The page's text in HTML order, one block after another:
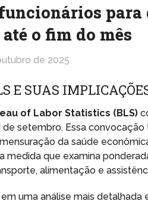
o fim do mês
de 2025
E SUAS
of Labor Statistics (BLS)
setembro. Essa
da saúde
medida que examina
alimentação e
uma análise mais detalhada